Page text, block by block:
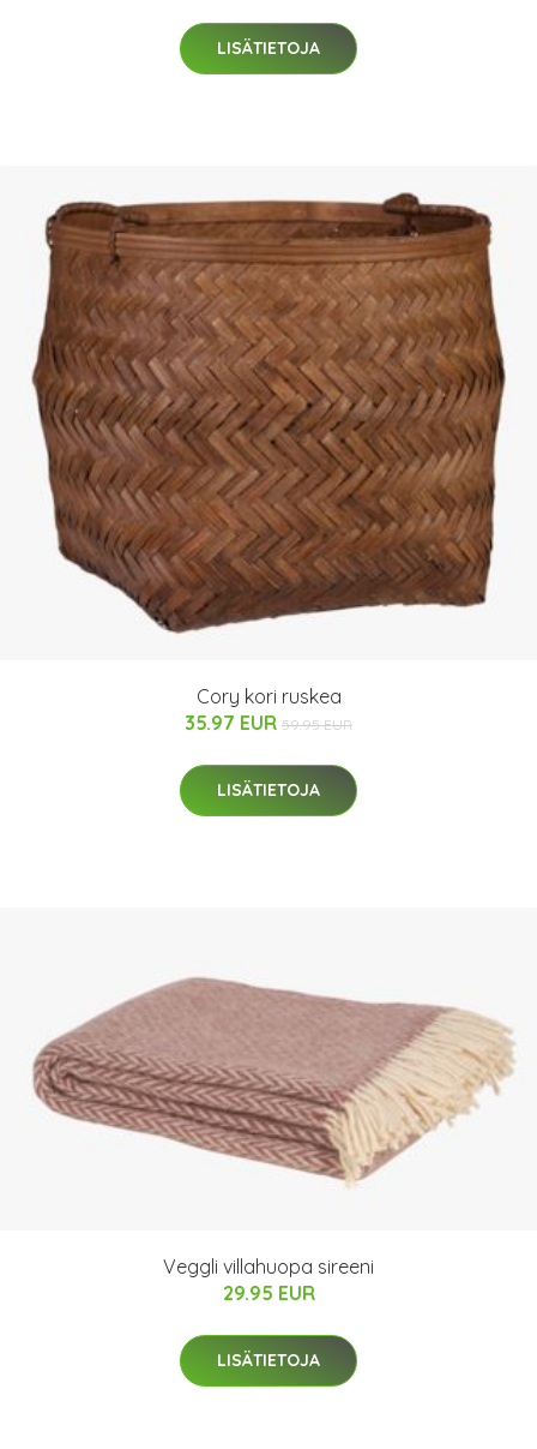
LISÄTIETOJA
Cory kori ruskea
35.97 EUR 59.95 EUR
LISÄTIETOJA
Veggli villahuopa sireeni
29.95 EUR
LISÄTIETOJA